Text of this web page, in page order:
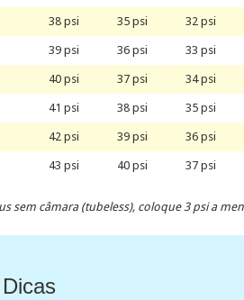
38 psi 35 psi 32 psi
39 psi 36 psi 33 psi
40 psi 37 psi 34 psi
41 psi 38 psi 35 psi
42 psi 39 psi 36 psi
43 psi 40 psi 37 psi
sem câmara (tubeless), coloque 3 psi a
Dicas